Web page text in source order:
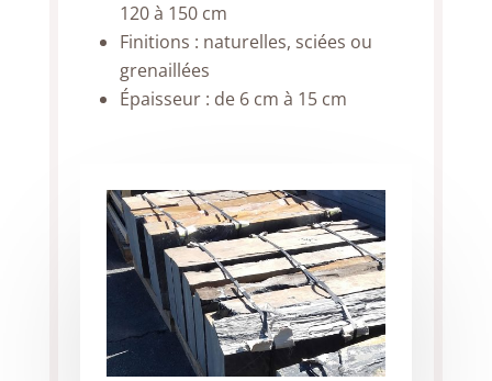
120 à 150 cm
Finitions : naturelles, sciées ou
grenaillées
Épaisseur : de 6 cm à 15 cm